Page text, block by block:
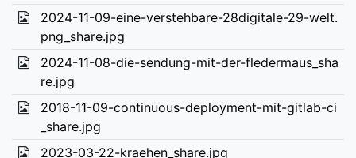
2024-11-09-eine-verstehbare-28digitale-29-welt.
png_share.jpg
2024-11-08-die-sendung-mit-der-fledermaus_sha
re.jpg
2018-11-09-continuous-deployment-mit-gitlab-ci
_share.jpg
2023-03-22-kraehen_share.jpg